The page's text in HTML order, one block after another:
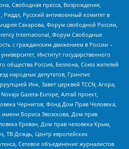
Свободная пресса, Возрождение,
Риддл, Русский антивоенный комитет в
Сахарова, Форум свободной России,
International, Форум Свободных
с гражданским движением в России –
Институт государственного
общества Россия, Беллона, Союз жителей
народных депутатов, Гринпис
Инк, Завет церквей TCCN, Агора,
Gazeta-Europe, Алтай проект,
Чернигов, Фонд Дом Прав Человека,
имени Бориса Звозскова, Дом прав
Ереван, Дом прав человека Крым,
ТВ Дождь, Центр европейских
Сетевое объединение журналистов